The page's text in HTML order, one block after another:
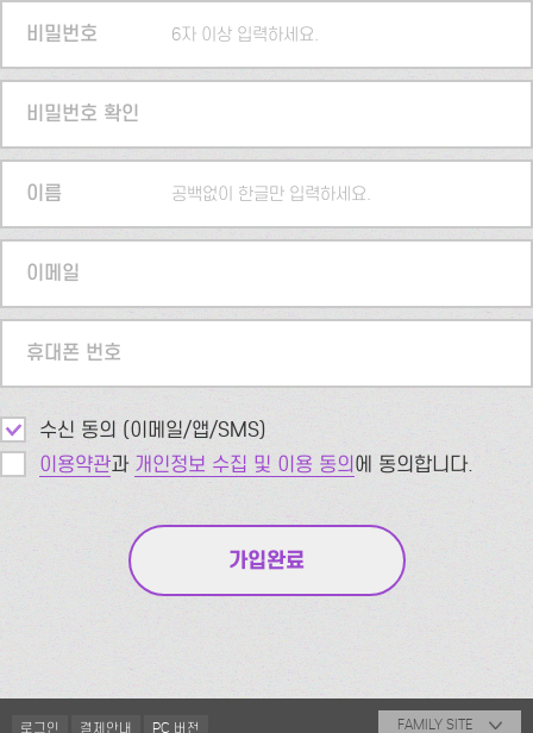
비밀번호 6자 이상 입력하세요.
비밀번호 확인
이름 공백없이 한글만 입력하세요.
이메일
휴대폰 번호
수신 동의 (이메일/앱/SMS)
이용약관과 개인정보 수집 및 이용 동의에 동의합니다.
로그인 결제안내 PC 버전 FAMILY SITE